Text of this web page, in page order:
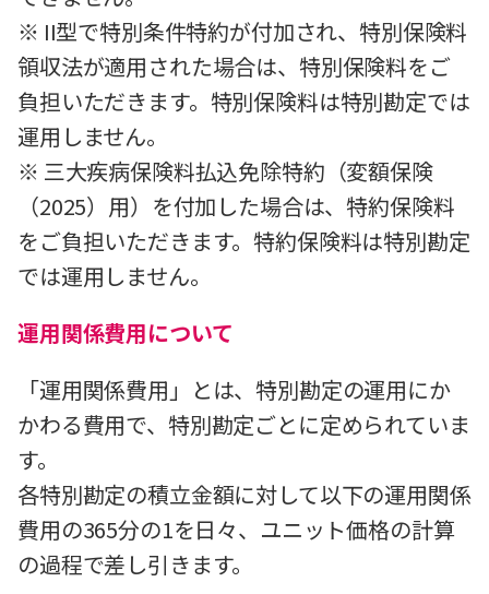
※ II型で特別条件特約が付加され、特別保険料
領収法が適用された場合は、特別保険料をご
負担いただきます。特別保険料は特別勘定では
運用しません。
※ 三大疾病保険料払込免除特約（変額保険
（2025）用）を付加した場合は、特約保険料
をご負担いただきます。特約保険料は特別勘定
では運用しません。
運用関係費用について
「運用関係費用」とは、特別勘定の運用にか
かわる費用で、特別勘定ごとに定められていま
す。
各特別勘定の積立金額に対して以下の運用関係
費用の365分の1を日々、ユニット価格の計算
の過程で差し引きます。